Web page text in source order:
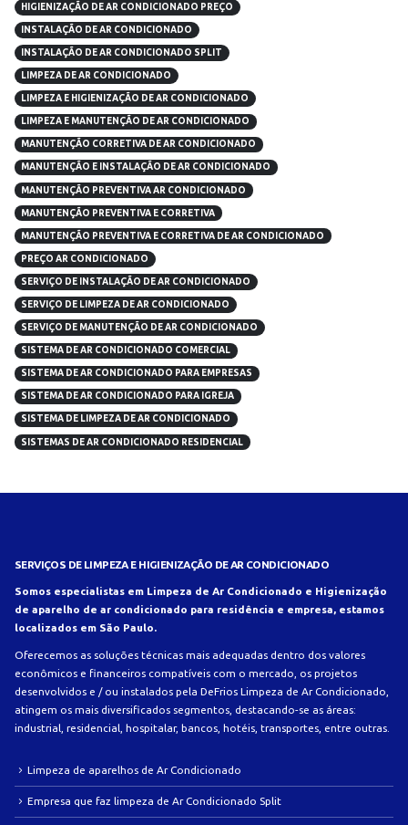
HIGIENIZAÇÃO DE AR CONDICIONADO PREÇO
INSTALAÇÃO DE AR CONDICIONADO
INSTALAÇÃO DE AR CONDICIONADO SPLIT
LIMPEZA DE AR CONDICIONADO
LIMPEZA E HIGIENIZAÇÃO DE AR CONDICIONADO
LIMPEZA E MANUTENÇÃO DE AR CONDICIONADO
MANUTENÇÃO CORRETIVA DE AR CONDICIONADO
MANUTENÇÃO E INSTALAÇÃO DE AR CONDICIONADO
MANUTENÇÃO PREVENTIVA AR CONDICIONADO
MANUTENÇÃO PREVENTIVA E CORRETIVA
MANUTENÇÃO PREVENTIVA E CORRETIVA DE AR CONDICIONADO
PREÇO AR CONDICIONADO
SERVIÇO DE INSTALAÇÃO DE AR CONDICIONADO
SERVIÇO DE LIMPEZA DE AR CONDICIONADO
SERVIÇO DE MANUTENÇÃO DE AR CONDICIONADO
SISTEMA DE AR CONDICIONADO COMERCIAL
SISTEMA DE AR CONDICIONADO PARA EMPRESAS
SISTEMA DE AR CONDICIONADO PARA IGREJA
SISTEMA DE LIMPEZA DE AR CONDICIONADO
SISTEMAS DE AR CONDICIONADO RESIDENCIAL
SERVIÇOS DE LIMPEZA E HIGIENIZAÇÃO DE AR CONDICIONADO
Somos especialistas em Limpeza de Ar Condicionado e Higienização
de aparelho de ar condicionado para residência e empresa, estamos
localizados em São Paulo.
Oferecemos as soluções técnicas mais adequadas dentro dos valores
econômicos e financeiros compatíveis com o mercado, os projetos
desenvolvidos e / ou instalados pela DeFrios Limpeza de Ar Condicionado,
atingem os mais diversificados segmentos, destacando-se as áreas:
industrial, residencial, hospitalar, bancos, hotéis, transportes, entre outras.
Limpeza de aparelhos de Ar Condicionado
Empresa que faz limpeza de Ar Condicionado Split